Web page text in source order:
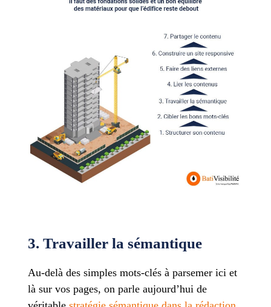
3. Travailler la sémantique
Au-delà des simples mots-clés à parsemer ici et
là sur vos pages, on parle aujourd’hui de